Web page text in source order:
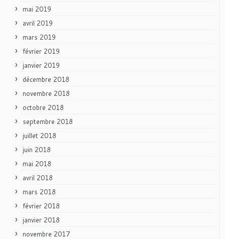
mai 2019
avril 2019
mars 2019
février 2019
janvier 2019
décembre 2018
novembre 2018
octobre 2018
septembre 2018
juillet 2018
juin 2018
mai 2018
avril 2018
mars 2018
février 2018
janvier 2018
novembre 2017